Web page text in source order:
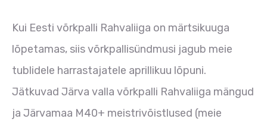
Kui Eesti võrkpalli Rahvaliiga on märtsikuuga
lõpetamas, siis võrkpallisündmusi jagub meie
tublidele harrastajatele aprillikuu lõpuni.
Jätkuvad Järva valla võrkpalli Rahvaliiga mängud
ja Järvamaa M40+ meistrivõistlused (meie